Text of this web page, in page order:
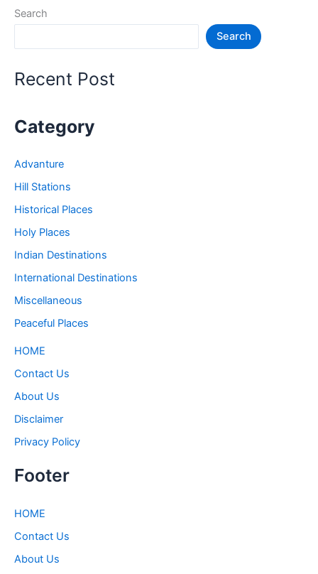
–
ghumne
ki
Search
Search
Recent Post
Category
Advanture
Hill Stations
Historical Places
Holy Places
Indian Destinations
International Destinations
Miscellaneous
Peaceful Places
HOME
Contact Us
About Us
Disclaimer
Privacy Policy
Footer
HOME
Contact Us
About Us